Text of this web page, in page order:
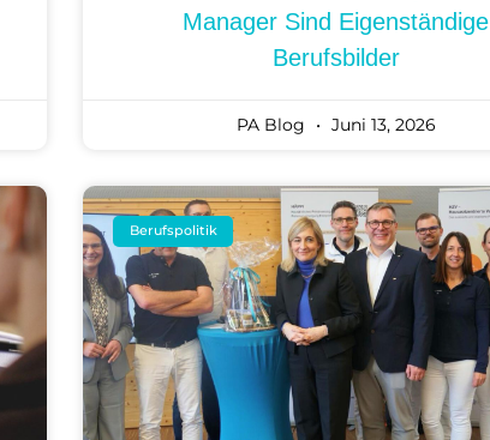
Manager Sind Eigenständige
Berufsbilder
PA Blog Juni 13, 2026
Berufspolitik